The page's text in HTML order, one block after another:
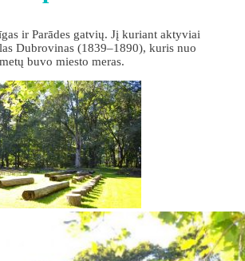
ir Parādes gatvių. Jį kuriant aktyviai
Dubrovinas (1839–1890), kuris nuo
buvo miesto meras.